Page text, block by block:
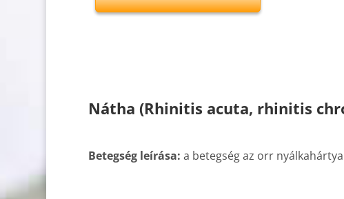
Nátha (Rhinitis acuta, rhinitis
Betegség leírása: a betegség az orr